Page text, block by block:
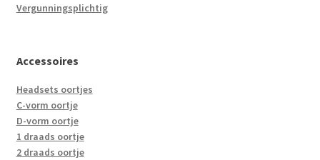
Vergunningsplichtig
Accessoires
Headsets oortjes
C-vorm oortje
D-vorm oortje
1 draads oortje
2 draads oortje